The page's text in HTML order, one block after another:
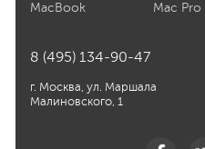
MacBook Mac Pro
8 (495) 134-90-47
г. Москва, ул. Маршала
Малиновского, 1